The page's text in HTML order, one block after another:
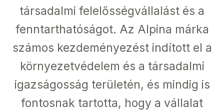
társadalmi felelősségvállalást és a
fenntarthatóságot. Az Alpina márka
számos kezdeményezést indított el a
környezetvédelem és a társadalmi
igazságosság területén, és mindig is
fontosnak tartotta, hogy a vállalat